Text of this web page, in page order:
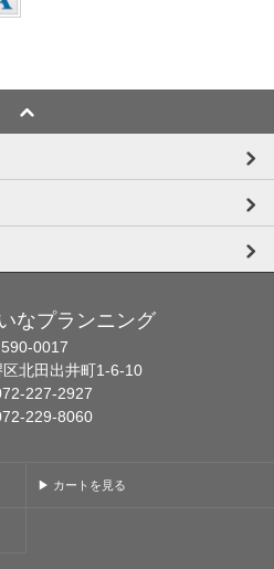
なプランニング
0017
北田出井町1-6-10
227-2927
229-8060
▶ カートを見る